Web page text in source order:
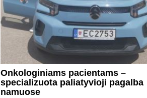
Onkologiniams pacientams –
specializuota paliatyvioji pagalba
namuose